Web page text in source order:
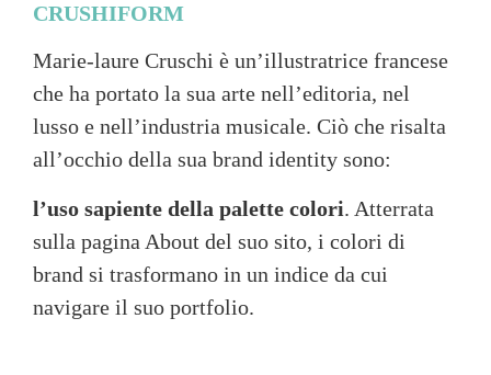
CRUSHIFORM
Marie-laure Cruschi è un’illustratrice francese
che ha portato la sua arte nell’editoria, nel
lusso e nell’industria musicale. Ciò che risalta
all’occhio della sua brand identity sono:
l’uso sapiente della palette colori. Atterrata
sulla pagina About del suo sito, i colori di
brand si trasformano in un indice da cui
navigare il suo portfolio.